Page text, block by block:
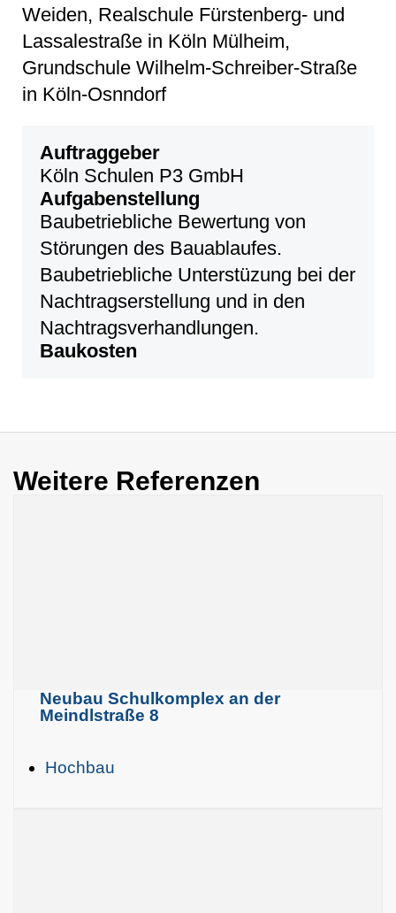
Weiden, Realschule Fürstenberg- und
Lassalestraße in Köln Mülheim,
Grundschule Wilhelm-Schreiber-Straße
in Köln-Osnndorf
Auftraggeber
Köln Schulen P3 GmbH
Aufgabenstellung
Baubetriebliche Bewertung von
Störungen des Bauablaufes.
Baubetriebliche Unterstüzung bei der
Nachtragserstellung und in den
Nachtragsverhandlungen.
Baukosten
Weitere Referenzen
Neubau Schulkomplex an der
Meindlstraße 8
Hochbau